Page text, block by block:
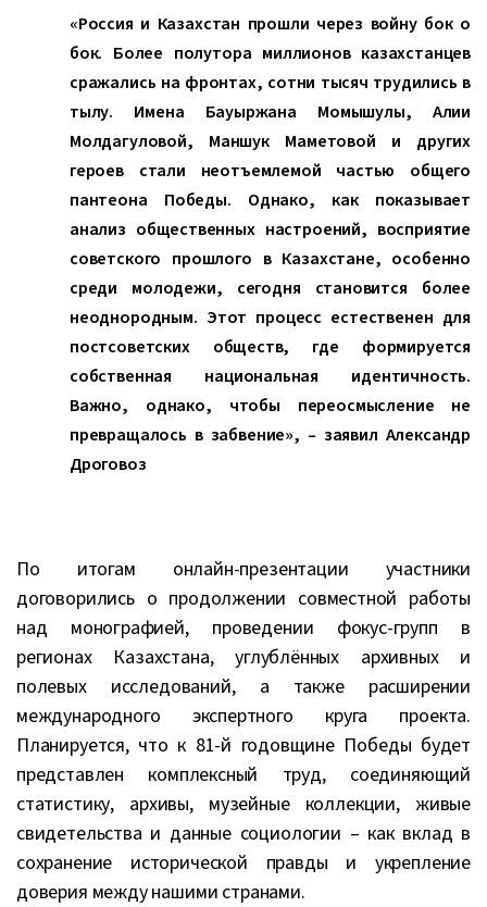
«Россия и Казахстан прошли через войну бок о
бок. Более полутора миллионов казахстанцев
сражались на фронтах, сотни тысяч трудились в
тылу. Имена Бауыржана Момышулы, Алии
Молдагуловой, Маншук Маметовой и других
героев стали неотъемлемой частью общего
пантеона Победы. Однако, как показывает
анализ общественных настроений, восприятие
советского прошлого в Казахстане, особенно
среди молодежи, сегодня становится более
неоднородным. Этот процесс естественен для
постсоветских обществ, где формируется
собственная национальная идентичность.
Важно, однако, чтобы переосмысление не
превращалось в забвение», – заявил Александр
Дроговоз
По итогам онлайн-презентации участники
договорились о продолжении совместной работы
над монографией, проведении фокус-групп в
регионах Казахстана, углублённых архивных и
полевых исследований, а также расширении
международного экспертного круга проекта.
Планируется, что к 81-й годовщине Победы будет
представлен комплексный труд, соединяющий
статистику, архивы, музейные коллекции, живые
свидетельства и данные социологии – как вклад в
сохранение исторической правды и укрепление
доверия между нашими странами.